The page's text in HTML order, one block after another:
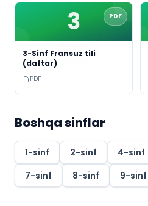
3 PDF
3-Sinf Fransuz tili
(daftar)
PDF
Boshqa sinflar
1-sinf 2-sinf 4-sinf
7-sinf 8-sinf 9-sinf